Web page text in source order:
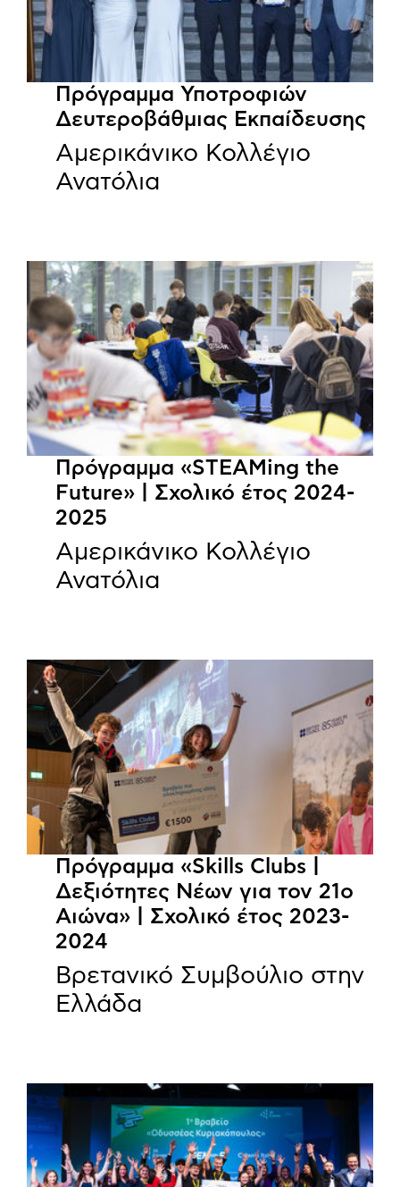
Πρόγραμμα Υποτροφιών
Δευτεροβάθμιας Εκπαίδευσης
Αμερικάνικο Κολλέγιο
Ανατόλια
Πρόγραμμα «STEAMing the
Future» | Σχολικό έτος 2024-
2025
Αμερικάνικο Κολλέγιο
Ανατόλια
Πρόγραμμα «Skills Clubs |
Δεξιότητες Νέων για τον 21ο
Αιώνα» | Σχολικό έτος 2023-
2024
Βρετανικό Συμβούλιο στην
Ελλάδα